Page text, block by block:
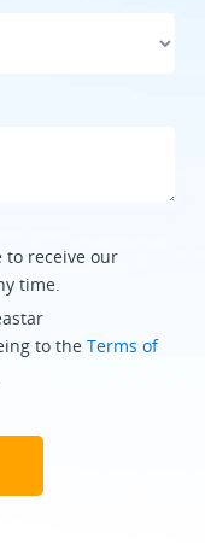
to receive our
time.
to the Terms of